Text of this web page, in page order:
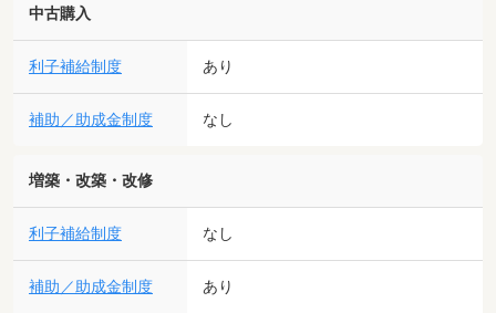
中古購入
利子補給制度 あり
補助／助成金制度 なし
増築・改築・改修
利子補給制度 なし
補助／助成金制度 あり